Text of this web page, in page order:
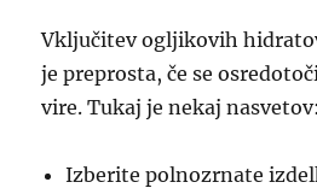
Vključitev ogljikovih
je preprosta, če se
vire. Tukaj je nekaj nasvetov:
Izberite polnozrnate